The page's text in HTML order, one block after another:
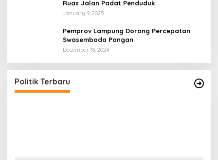
Ruas Jalan Padat Penduduk
January 9, 2025
Pemprov Lampung Dorong Percepatan
Swasembada Pangan
December 18, 2024
Politik Terbaru